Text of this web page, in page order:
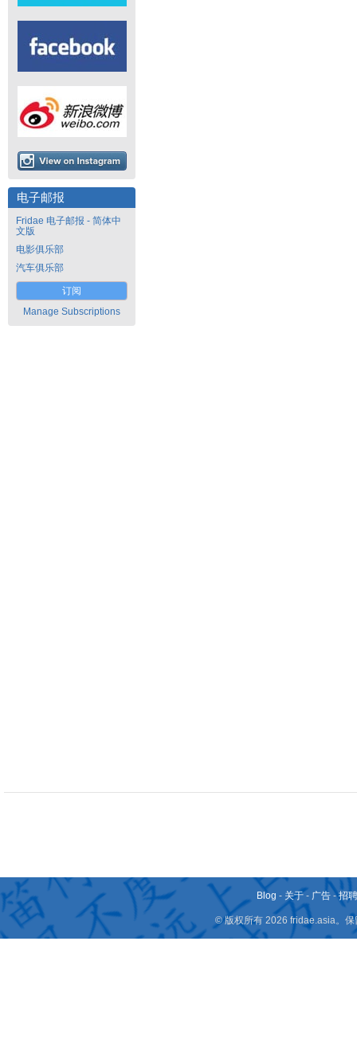
电子邮报
Fridae 电子邮报 - 简体中
文版
电影俱乐部
汽车俱乐部
订阅
Manage Subscriptions
Blog - 关于 - 广告 -招
© 版权所有 2026 fridae.asia。